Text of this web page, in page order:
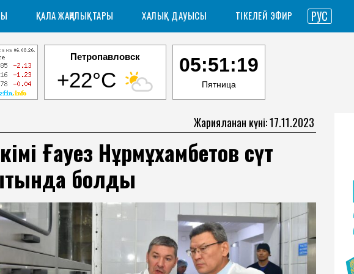
ҚАЛА ЖАҢАЛЫҚТАРЫ ХАЛЫҚ ДАУЫСЫ ТІКЕЛЕЙ ЭФИР РУС
Петропавловск
+22°C
05:51:20
Пятница
Жарияланған күні: 17.11.2023
Ғауез Нұрмұхамбетов сүт
болды